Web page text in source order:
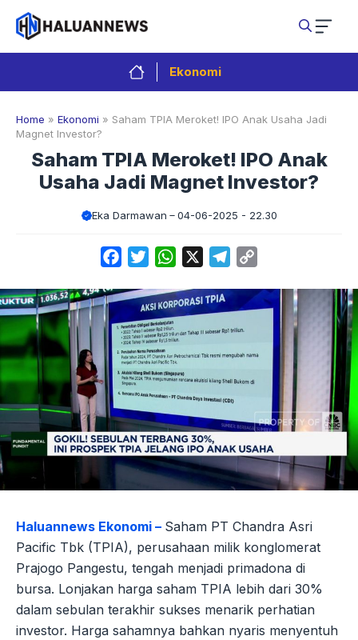
Langsung
isi
Ekonomi
Home » Ekonomi » Saham TPIA Meroket! IPO Anak Usaha Jadi
Magnet Investor?
Saham TPIA Meroket! IPO Anak
Usaha Jadi Magnet Investor?
Eka Darmawan 04-06-2025 - 22.30
FacebookTwitterWhatsApp Telegram
Haluannews Ekonomi – Saham PT Chandra Asri
Pacific Tbk (TPIA), perusahaan milik konglomerat
Prajogo Pangestu, tengah menjadi primadona di
bursa. Lonjakan harga saham TPIA lebih dari 30%
dalam sebulan terakhir sukses menarik perhatian
investor. Harga sahamnya bahkan nyaris menyentuh